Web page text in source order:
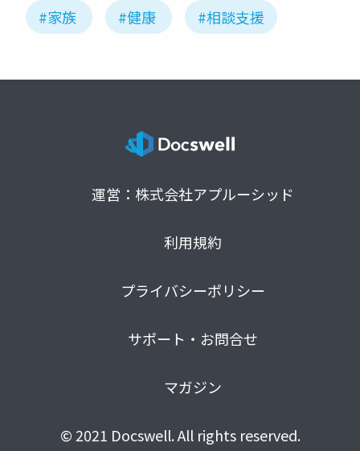
#家族 #健康 #相談支援
運営：株式会社アプルーシッド
利用規約
プライバシーポリシー
サポート・お問合せ
マガジン
© 2021 Docswell. All rights reserved.